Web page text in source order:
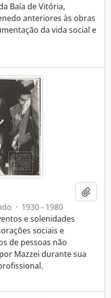
Baía de Vitória,
anteriores às obras
da vida social e
· 1930 - 1980
e solenidades
sociais e
de pessoas não
Mazzei durante sua